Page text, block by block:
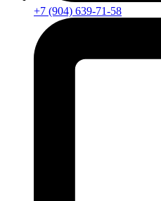
+7 (904) 639-71-58